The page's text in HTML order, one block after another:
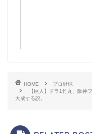
HOME
プロ野球
【巨人】ドラ1竹丸、阪神
大成する説。